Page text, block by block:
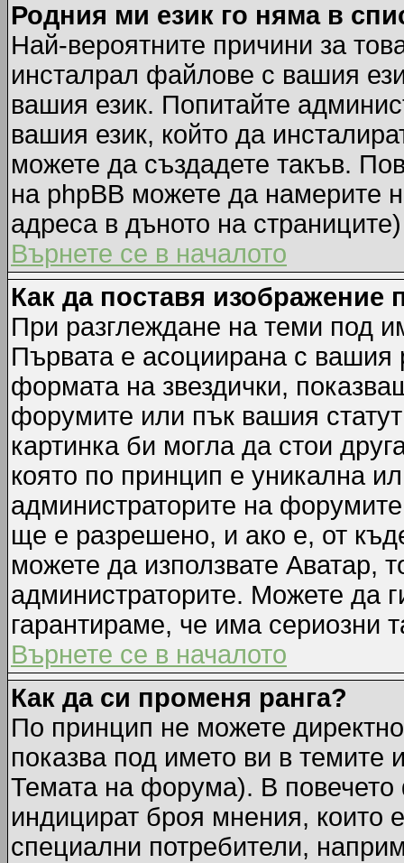
Родния ми език го няма в
Най-вероятните причини за
инсталрал файлове с вашия
вашия език. Попитайте
вашия език, който да
можете да създадете такъв.
на phpBB можете да намерите
адреса в дъното на страниците)
Върнете се в началото
Как да поставя изображение
При разглеждане на теми под
Първата е асоциирана с вашия
формата на звездички,
форумите или пък вашия
картинка би могла да стои
която по принцип е уникална
администраторите на
ще е разрешено, и ако е, от
можете да използвате Аватар,
администраторите. Можете да
гарантираме, че има сериозни
Върнете се в началото
Как да си променя ранга?
По принцип не можете
показва под името ви в темите
Темата на форума). В повечето
индицират броя мнения, които
специални потребители,